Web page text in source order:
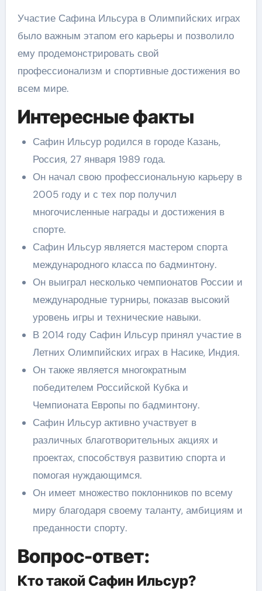
Участие Сафина Ильсура в Олимпийских играх
было важным этапом его карьеры и позволило
ему продемонстрировать свой
профессионализм и спортивные достижения во
всем мире.
Интересные факты
Сафин Ильсур родился в городе Казань,
Россия, 27 января 1989 года.
Он начал свою профессиональную карьеру в
2005 году и с тех пор получил
многочисленные награды и достижения в
спорте.
Сафин Ильсур является мастером спорта
международного класса по бадминтону.
Он выиграл несколько чемпионатов России и
международные турниры, показав высокий
уровень игры и технические навыки.
В 2014 году Сафин Ильсур принял участие в
Летних Олимпийских играх в Насике, Индия.
Он также является многократным
победителем Российской Кубка и
Чемпионата Европы по бадминтону.
Сафин Ильсур активно участвует в
различных благотворительных акциях и
проектах, способствуя развитию спорта и
помогая нуждающимся.
Он имеет множество поклонников по всему
миру благодаря своему таланту, амбициям и
преданности спорту.
Вопрос-ответ:
Кто такой Сафин Ильсур?